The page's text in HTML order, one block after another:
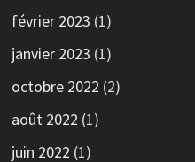
février 2023 (1)
janvier 2023 (1)
octobre 2022 (2)
août 2022 (1)
juin 2022 (1)